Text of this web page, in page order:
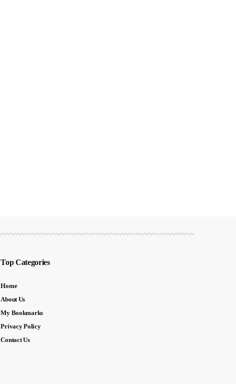
Top Categories
Home
About Us
My Bookmarks
Privacy Policy
Contact Us